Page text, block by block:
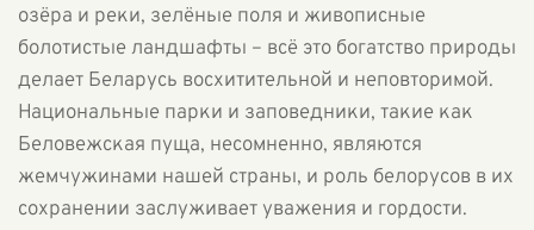
озёра и реки, зелёные поля и живописные
болотистые ландшафты – всё это богатство природы
делает Беларусь восхитительной и неповторимой.
Национальные парки и заповедники, такие как
Беловежская пуща, несомненно, являются
жемчужинами нашей страны, и роль белорусов в их
сохранении заслуживает уважения и гордости.